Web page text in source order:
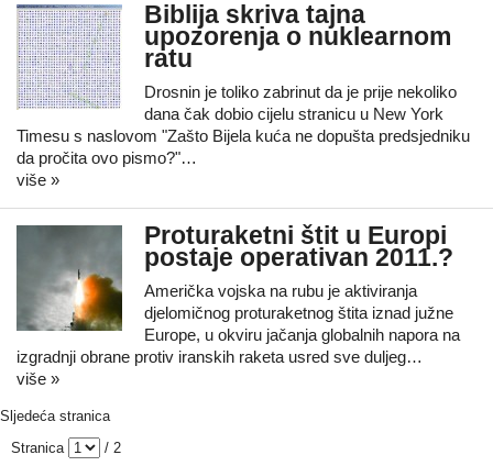
Biblija skriva tajna
upozorenja o nuklearnom
ratu
Drosnin je toliko zabrinut da je prije nekoliko
dana čak dobio cijelu stranicu u New York
Timesu s naslovom "Zašto Bijela kuća ne dopušta predsjedniku
da pročita ovo pismo?"…
više »
Proturaketni štit u Europi
postaje operativan 2011.?
Američka vojska na rubu je aktiviranja
djelomičnog proturaketnog štita iznad južne
Europe, u okviru jačanja globalnih napora na
izgradnji obrane protiv iranskih raketa usred sve duljeg…
više »
Sljedeća stranica
Stranica
/ 2